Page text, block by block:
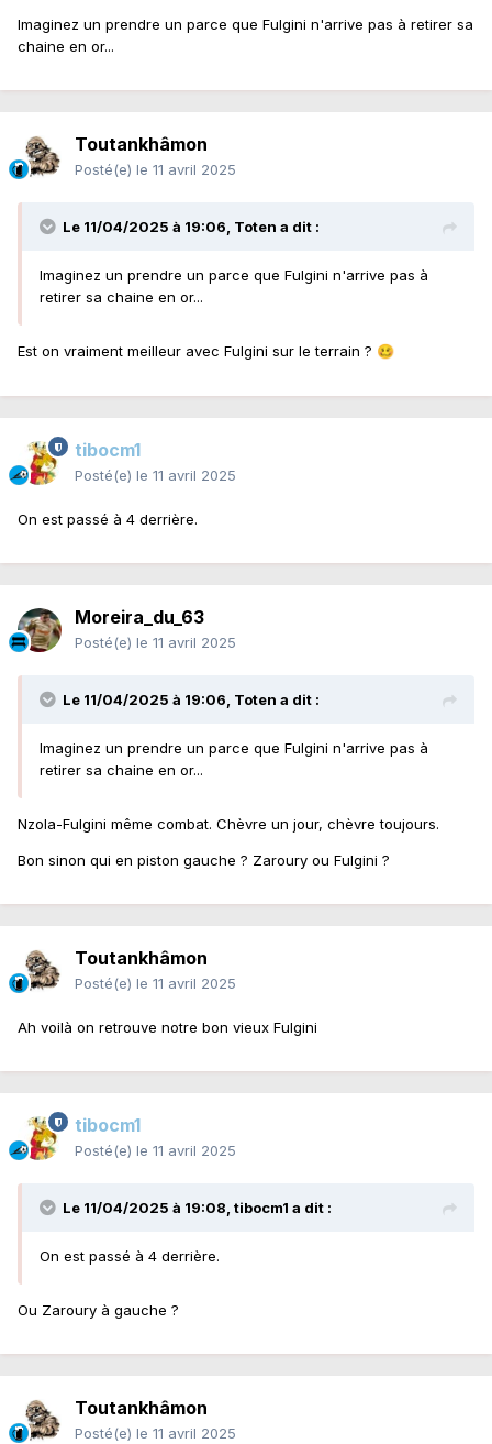
Imaginez un prendre un parce que Fulgini n'arrive pas à retirer sa
chaine en or...
Toutankhâmon
Posté(e) le 11 avril 2025
Le 11/04/2025 à 19:06, Toten a dit :
Imaginez un prendre un parce que Fulgini n'arrive pas à
retirer sa chaine en or...
Est on vraiment meilleur avec Fulgini sur le terrain ? 🥴
tibocm1
Posté(e) le 11 avril 2025
On est passé à 4 derrière.
Moreira_du_63
Posté(e) le 11 avril 2025
Le 11/04/2025 à 19:06, Toten a dit :
Imaginez un prendre un parce que Fulgini n'arrive pas à
retirer sa chaine en or...
Nzola-Fulgini même combat. Chèvre un jour, chèvre toujours.
Bon sinon qui en piston gauche ? Zaroury ou Fulgini ?
Toutankhâmon
Posté(e) le 11 avril 2025
Ah voilà on retrouve notre bon vieux Fulgini
tibocm1
Posté(e) le 11 avril 2025
Le 11/04/2025 à 19:08, tibocm1 a dit :
On est passé à 4 derrière.
Ou Zaroury à gauche ?
Toutankhâmon
Posté(e) le 11 avril 2025